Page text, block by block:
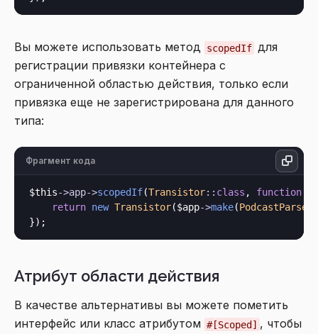
Вы можете использовать метод scopedIf для
регистрации привязки контейнера с
ограниченной областью действия, только если
привязка еще не зарегистрирована для данного
типа:
Фрагмент кода
$this->app->scopedIf(Transistor:: class , function
return new Transistor($app->make(PodcastParser
Атрибут области действия
В качестве альтернативы вы можете пометить
интерфейс или класс атрибутом #[Scoped] , чтобы